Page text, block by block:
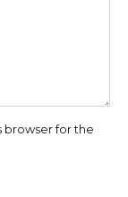
browser for the